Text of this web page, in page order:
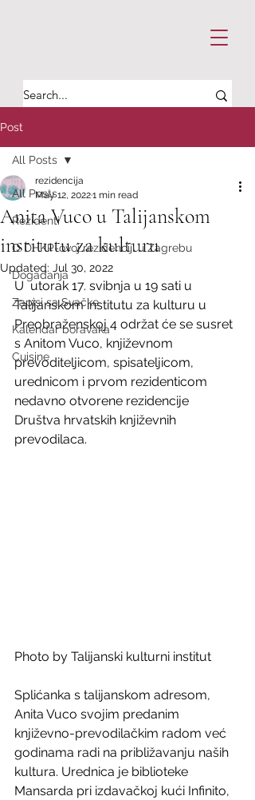
Post
All Posts
Rezidenti
O DHKP-ovoj rezidenciji u Zagrebu
Događanja
Zapisi sa Svačke
Kalendar boravaka
Cuisine
All Posts
Anita Vuco u Talijanskom
institutu za kulturu
rezidencija
May 12, 20221 min read
Updated: Jul 30, 2022
U  utorak 17. svibnja u 19 sati u
Talijanskom institutu za kulturu u
Preobraženskoj 4 održat će se susret
s Anitom Vuco, književnom
prevoditeljicom, spisateljicom,
urednicom i prvom rezidenticom
nedavno otvorene rezidencije
Društva hrvatskih književnih
prevodilaca.
Photo by Talijanski kulturni institut
Splićanka s talijanskom adresom,
Anita Vuco svojim predanim
književno-prevodilačkim radom već
godinama radi na približavanju naših
kultura. Urednica je biblioteke
Mansarda pri izdavačkoj kući Infinito,